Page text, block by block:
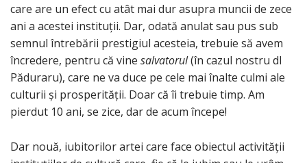
care are un efect cu atât mai dur asupra muncii de zece
ani a acestei instituții. Dar, odată anulat sau pus sub
semnul întrebării prestigiul acesteia, trebuie să avem
încredere, pentru că vine salvatorul(în cazul nostru dl
Păduraru), care ne va duce pe cele mai înalte culmi ale
culturii și prosperității. Doar că îi trebuie timp. Am
pierdut 10 ani, se zice, dar de acum începe!
Dar nouă, iubitorilor artei care face obiectul activității